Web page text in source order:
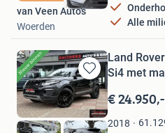
Alle
van Veen Auto's
Woerden
Bewaren
in
Mijn
Favorieten
Land
Si4 met
€ 24.950,-
2018